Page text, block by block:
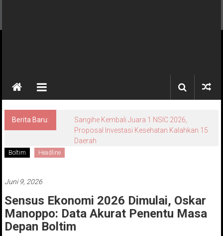
Berita Baru:
Sangihe Kembali Juara 1 NSIC 2026,
Proposal Investasi Kesehatan Kalahkan 15
Daerah
Boltim Headline
Juni 9, 2026
Sensus Ekonomi 2026 Dimulai, Oskar
Manoppo: Data Akurat Penentu Masa
Depan Boltim